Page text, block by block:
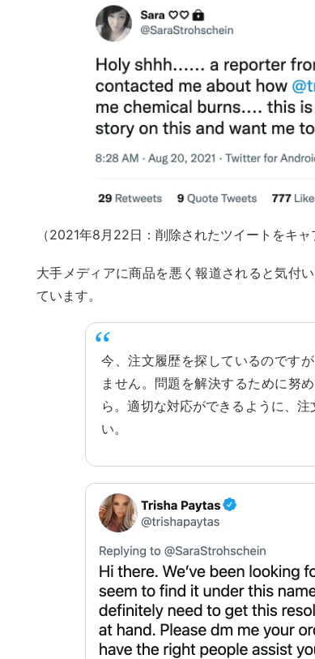
（2021年8月22日：削除されたツイートをキ
大手メディアに商品を悪く報道されると気付
ています。
今、注文履歴を探しているのです
ません。問題を解決するために努
ら。適切な対応ができるように、
い。